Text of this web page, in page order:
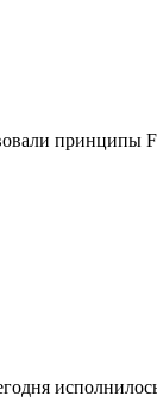
принципы